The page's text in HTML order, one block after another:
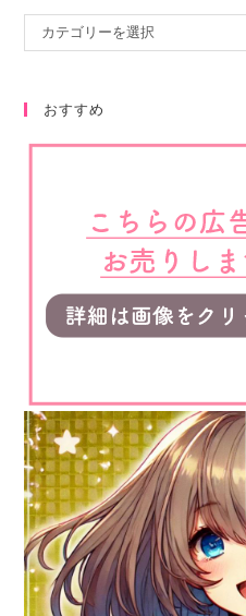
カテゴリーを選択
おすすめ